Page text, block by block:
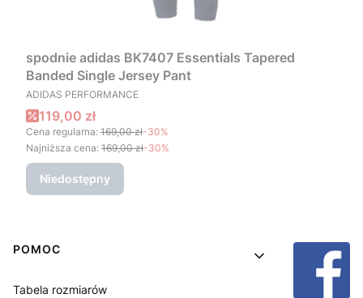
spodnie adidas BK7407 Essentials Tapered
Banded Single Jersey Pant
PRODUCENT
ADIDAS PERFORMANCE
Cena promocyjna
119,00 zł
Cena regularna: 169,00 zł-30%
Najniższa cena: 169,00 zł-30%
Niedostępny
Linki w stopce
POMOC
Tabela rozmiarów